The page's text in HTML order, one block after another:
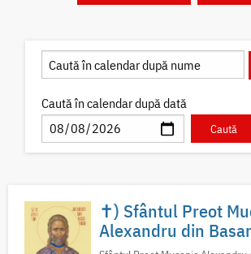
Caută în calendar după dată
✝) Sfântul Preot
Alexandru din